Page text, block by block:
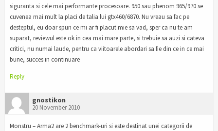
siguranta si cele mai performante procesoare. 950 sau phenom 965/970 se
cuvenea mai mult la placi de talia lui gtx460/6870. Nu vreau sa fac pe
desteptul, eu doar spun ce mi ar fi placut mie sa vad, sper ca nu te am
suparat, reviewul este ok in cea mai mare parte, si trebuie sa auzi si cateva
critici, nu numai laude, pentru ca viitoarele abordari sa fie din ce in ce mai
bune, succes in continuare
Reply
gnostikon
20 November 2010
Monstru – Arma2 are 2 benchmark-uri si este destinat unei categorii de